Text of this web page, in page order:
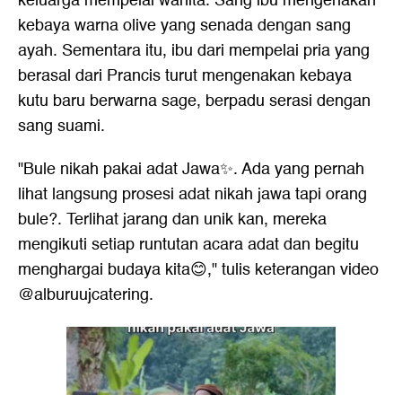
kebaya warna olive yang senada dengan sang
ayah. Sementara itu, ibu dari mempelai pria yang
berasal dari Prancis turut mengenakan kebaya
kutu baru berwarna sage, berpadu serasi dengan
sang suami.
"Bule nikah pakai adat Jawa✨. Ada yang pernah
lihat langsung prosesi adat nikah jawa tapi orang
bule?. Terlihat jarang dan unik kan, mereka
mengikuti setiap runtutan acara adat dan begitu
menghargai budaya kita😊," tulis keterangan video
@alburuujcatering.